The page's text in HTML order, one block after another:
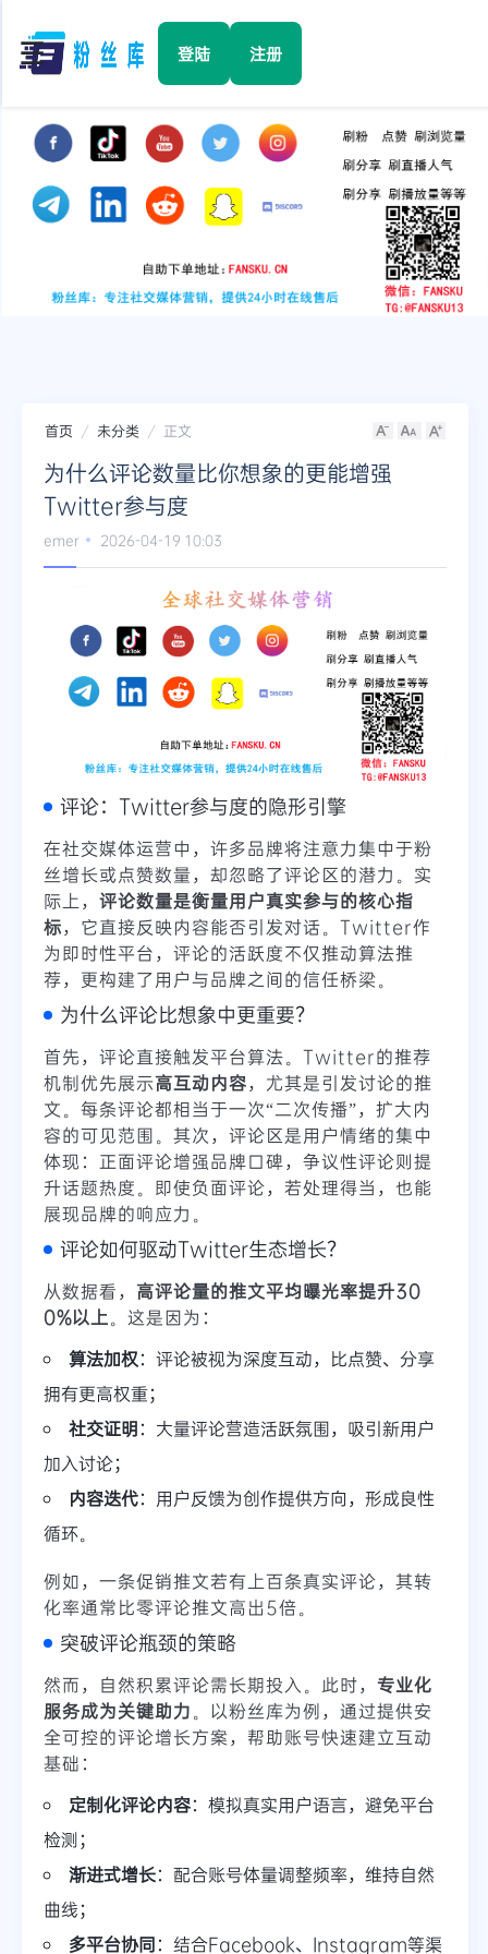
☰ 登陆 注册
Facebook
TikTok
YouTube
Twitter
首页 未分类 正文
为什么评论数量比你想象的更能增强
Twitter参与度
emer 2026-04-19 10:03
评论：Twitter参与度的隐形引擎
在社交媒体运营中，许多品牌将注意力集中于粉
丝增长或点赞数量，却忽略了评论区的潜力。实
际上， 评论数量是衡量用户真实参与的核心指
标，它直接反映内容能否引发对话。Twitter作
为即时性平台，评论的活跃度不仅推动算法推
荐，更构建了用户与品牌之间的信任桥梁。
为什么评论比想象中更重要？
首先，评论直接触发平台算法。Twitter的推荐
机制优先展示高互动内容，尤其是引发讨论的推
文。每条评论都相当于一次“二次传播”，扩大内
容的可见范围。其次，评论区是用户情绪的集中
体现：正面评论增强品牌口碑，争议性评论则提
升话题热度。即使负面评论，若处理得当，也能
展现品牌的响应力。
评论如何驱动Twitter生态增长？
从数据看， 高评论量的推文平均曝光率提升30
0%以上 。这是因为：
算法加权：评论被视为深度互动，比点赞、分享
拥有更高权重；
社交证明：大量评论营造活跃氛围，吸引新用户
加入讨论；
内容迭代：用户反馈为创作提供方向，形成良性
循环。
例如，一条促销推文若有上百条真实评论，其转
化率通常比零评论推文高出5倍。
突破评论瓶颈的策略
然而，自然积累评论需长期投入。此时， 专业化
服务成为关键助力 。以粉丝库为例，通过提供安
全可控的评论增长方案，帮助账号快速建立互动
基础：
定制化评论内容：模拟真实用户语言，避免平台
检测；
渐进式增长：配合账号体量调整频率，维持自然
曲线；
多平台协同：结合Facebook、Instagram等渠